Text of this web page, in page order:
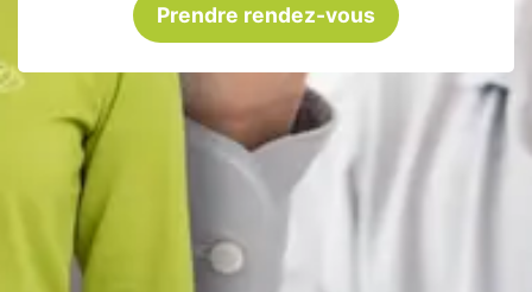
Prendre rendez-vous